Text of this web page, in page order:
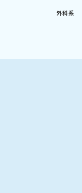
外科系